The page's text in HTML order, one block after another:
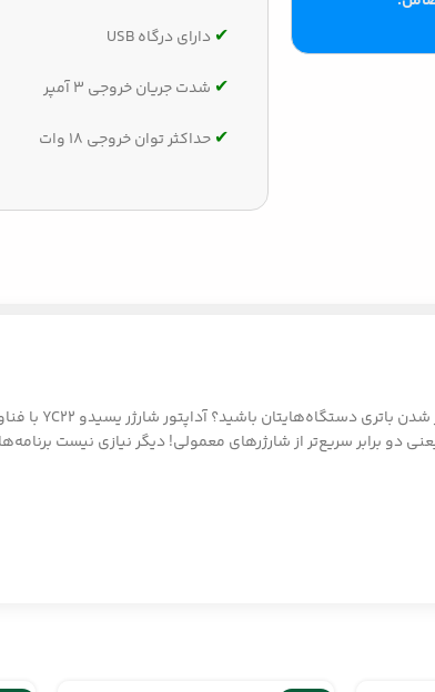
✔‌ دارای درگاه USB
✔‌ شدت جریان خروجی 3 آمپر
✔‌ حداکثر توان خروجی 18 وات
این شارژر جادویی می‌تواند گوشی شما را تا 50 درصد تنها در 30 دقیقه شارژ کند، یعنی دو برابر سریع‌تر از شارژرهای